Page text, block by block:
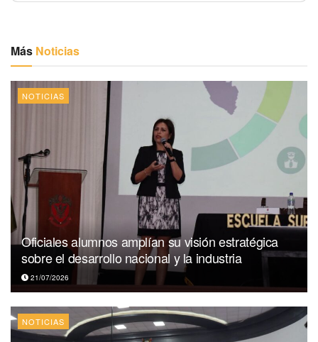
Más Noticias
NOTICIAS
Oficiales alumnos amplían su visión estratégica
sobre el desarrollo nacional y la industria
21/07/2026
NOTICIAS